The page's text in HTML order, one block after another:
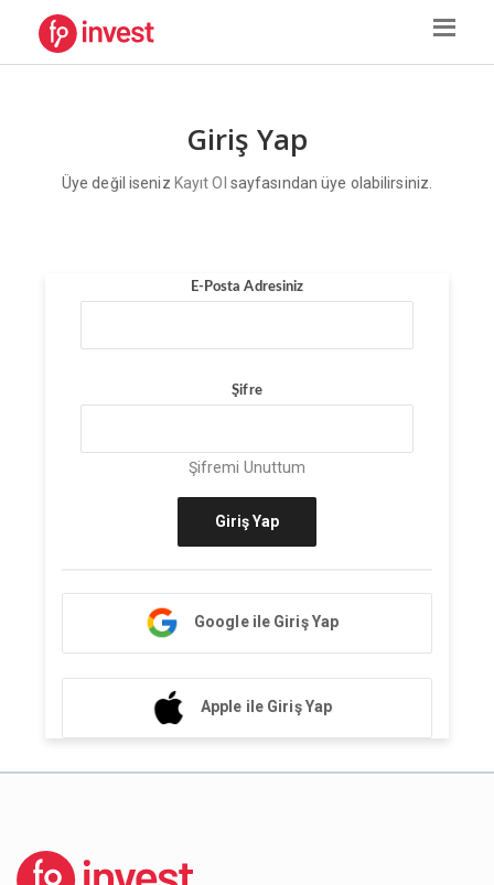
Giriş Yap
Üye değil iseniz Kayıt Ol sayfasından üye olabilirsiniz.
E-Posta Adresiniz
Şifre
Şifremi Unuttum
Giriş Yap
Google ile Giriş Yap
Apple ile Giriş Yap